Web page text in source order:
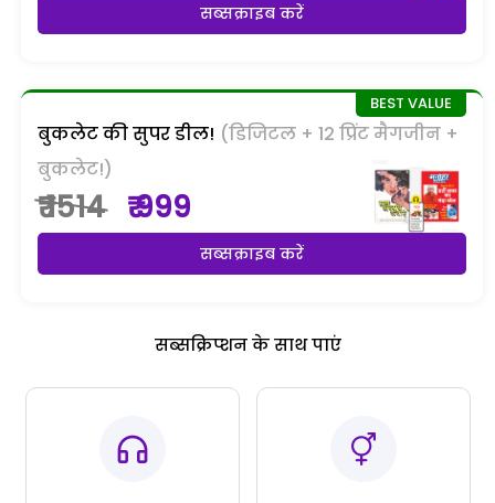
सब्सक्राइब करें
बुकलेट की सुपर डील! (डिजिटल + 12 प्रिंट मैगजीन +
बुकलेट!)
₹ 1514 ₹ 999
सब्सक्राइब करें
सब्सक्रिप्शन के साथ पाएं